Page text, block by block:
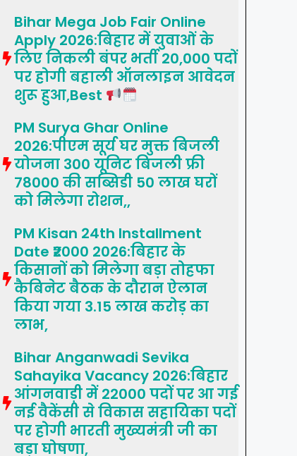
Bihar Mega Job Fair Online
Apply 2026:बिहार में युवाओं के
लिए निकली बंपर भर्ती 20,000 पदों
पर होगी बहाली ऑनलाइन आवेदन
शुरू हुआ,Best
PM Surya Ghar Online
2026:पीएम सूर्य घर मुक्त बिजली
योजना 300 यूनिट बिजली फ्री
78000 की सब्सिडी 50 लाख घरों
को मिलेगा रोशन,,
PM Kisan 24th Installment
Date ₹2000 2026:बिहार के
किसानों को मिलेगा बड़ा तोहफा
कैबिनेट बैठक के दौरान ऐलान
किया गया 3.15 लाख करोड़ का
लाभ,
Bihar Anganwadi Sevika
Sahayika Vacancy 2026:बिहार
आंगनवाड़ी में 22000 पदों पर आ गई
नई वैकेंसी से विकास सहायिका पदों
पर होगी भारती मुख्यमंत्री जी का
बड़ा घोषणा,